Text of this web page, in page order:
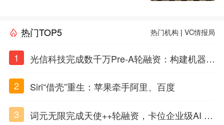
热门TOP5 热门机构 |VC情报局
1
光信科技完成数千万Pre-A轮融资：构建机器理
知闭环
2 Siri“借壳”重生：苹果牵手阿里、百度
3
词元无限完成天使++轮融资，卡位企业级AI Ag